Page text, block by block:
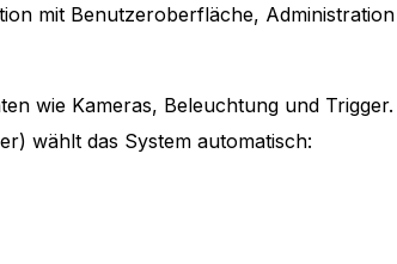
mit Benutzeroberfläche,
wie Kameras, Beleuchtung und
wählt das System automatisch: